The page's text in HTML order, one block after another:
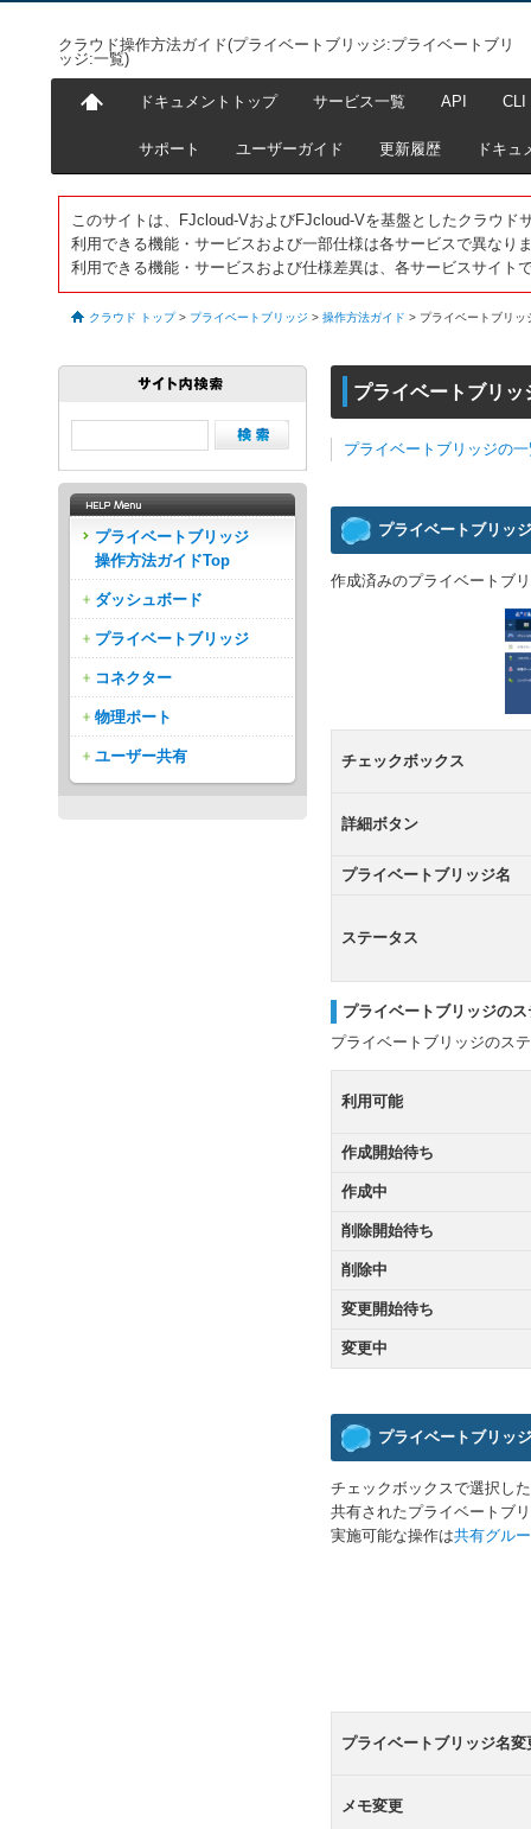
クラウド操作方法ガイド(プライベートブリッジ:プライベートブリ
ッジ:一覧)
ドキュメントトップ サービス一覧 API CLI
サポート ユーザーガイド 更新履歴 ドキュ
このサイトは、FJcloud-VおよびFJcloud-Vを基盤としたクラウド
利用できる機能・サービスおよび一部仕様は各サービスで異なり
利用できる機能・サービスおよび仕様差異は、各サービスサイト
クラウド トップ > プライベートブリッジ > 操作方法ガイド > プライベートブリ
プライベートブリ
プライベートブリッジの
プライベートブリッ
作成済みのプライベートブ
チェックボックス
詳細ボタン
プライベートブリッジ名
ステータス
プライベートブリッジの
プライベートブリッジのス
利用可能
作成開始待ち
作成中
削除開始待ち
削除中
変更開始待ち
変更中
プライベートブリッ
チェックボックスで選択し
共有されたプライベートブ
実施可能な操作は共有グル
プライベートブリッジ名変
メモ変更
プライベートブリッジ
操作方法ガイドTop
ダッシュボード
プライベートブリッジ
コネクター
物理ポート
ユーザー共有